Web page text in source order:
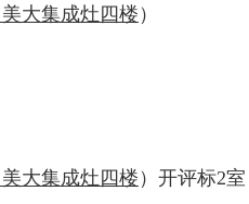
美大集成灶四楼 ）
美大集成灶四楼 ） 开评标2室